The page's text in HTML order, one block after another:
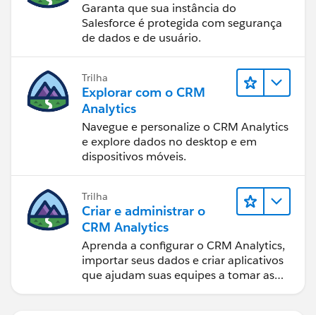
Garanta que sua instância do
Salesforce é protegida com segurança
de dados e de usuário.
Trilha
Explorar com o CRM
Analytics
Navegue e personalize o CRM Analytics
e explore dados no desktop e em
dispositivos móveis.
Trilha
Criar e administrar o
CRM Analytics
Aprenda a configurar o CRM Analytics,
importar seus dados e criar aplicativos
que ajudam suas equipes a tomar as
melhores decisões.